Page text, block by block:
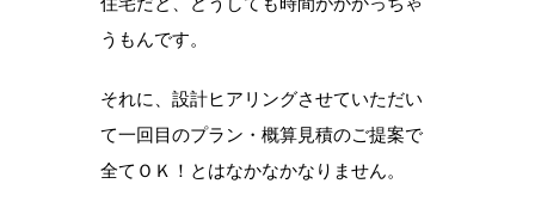
うもんです。
それに、設計ヒアリングさせていただい
て一回目のプラン・概算見積のご提案で
全てＯＫ！とはなかなかなりません。